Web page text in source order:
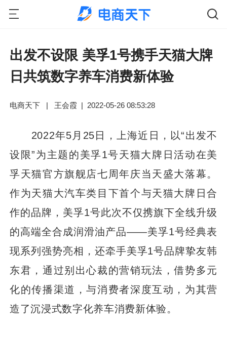
出发不设限 美孚1号携手天猫大牌
日共筑数字养车消费新体验
电商天下 | 王会霞 | 2022-05-26 08:53:28
2022年5月25日，上海近日，以“出发不
设限”为主题的美孚1号天猫大牌日活动在美
孚天猫官方旗舰店七周年庆当天盛大落幕。
作为天猫大汽车类目下首个与天猫大牌日合
作的品牌，美孚1号此次不仅携旗下全线升级
的高端全合成润滑油产品——美孚1号经典表
现系列强势亮相，还牵手美孚1号品牌挚友韩
东君，通过别出心裁的营销玩法，借势多元
化的传播渠道，与消费者深度互动，为其营
造了沉浸式数字化养车消费新体验。